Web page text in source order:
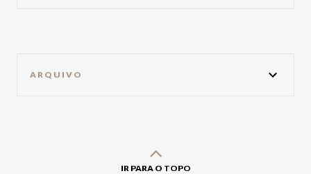
ARQUIVO
IR PARA O TOPO